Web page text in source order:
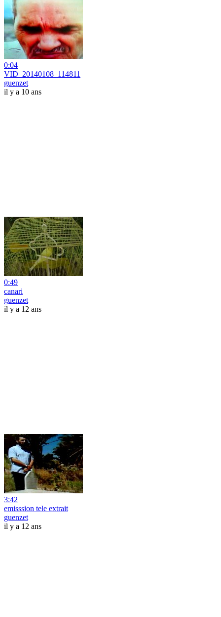
0:04
VID_20140108_114811
guenzet
il y a 10 ans
0:49
canari
guenzet
il y a 12 ans
3:42
emisssion tele extrait
guenzet
il y a 12 ans